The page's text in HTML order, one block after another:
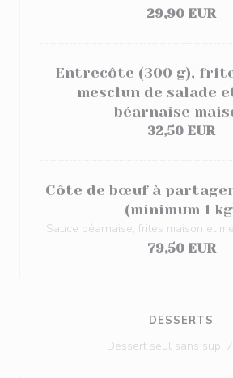
29,90 EUR
Entrecôte (300 g),
mesclun de salade
béarnaise
32,50 EUR
Côte de bœuf à
(minimum 1
Sauce béarnaise, frites maison et
79,50 EUR
DESSERTS
Dessert seul sans sup.